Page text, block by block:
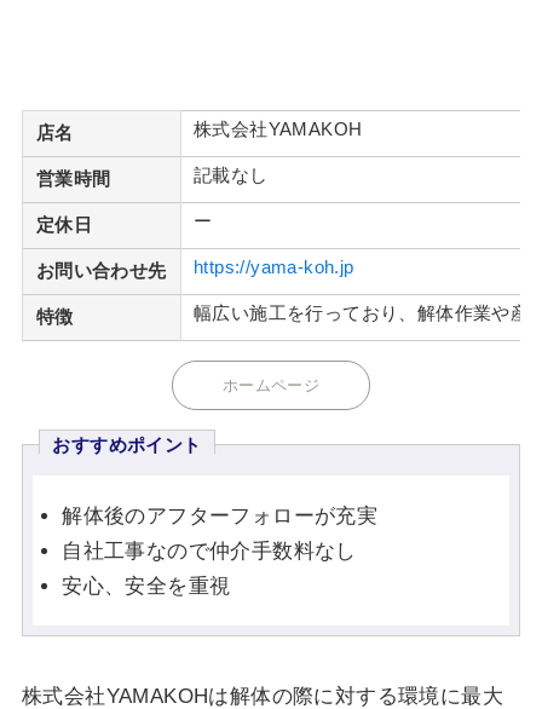
店名 株式会社YAMAKOH
営業時間 記載なし
定休日 ー
お問い合わせ先 https://yama-koh.jp
特徴 幅広い施工を行っており、解体作業や産
ホームページ
おすすめポイント
解体後のアフターフォローが充実
自社工事なので仲介手数料なし
安心、安全を重視
株式会社YAMAKOHは解体の際に対する環境に最大